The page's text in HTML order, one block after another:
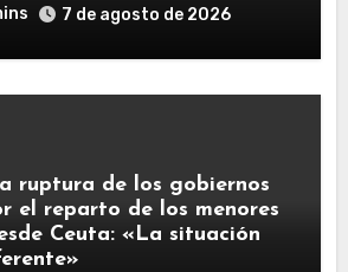
7 de agosto de 2026
ruptura de los gobiernos
el reparto de los menores
Ceuta: «La situación